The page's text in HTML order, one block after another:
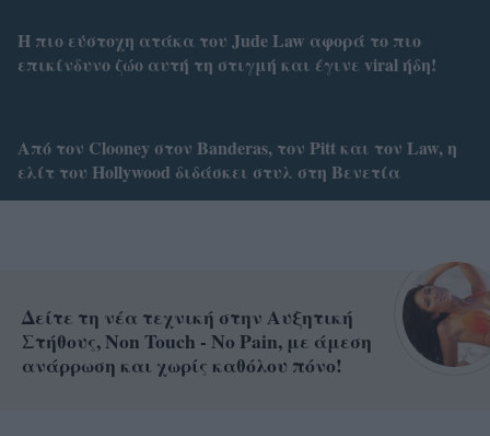
Η πιο εύστοχη ατάκα του Jude Law αφορά το πιο
επικίνδυνο ζώο αυτή τη στιγμή και έγινε viral ήδη!
Από τον Clooney στον Banderas, τον Pitt και τον Law, η
ελίτ του Hollywood διδάσκει στυλ στη Βενετία
Δείτε τη νέα τεχνική στην Αυξητική
Στήθους, Non Touch - No Pain, με άμεση
ανάρρωση και χωρίς καθόλου πόνο!